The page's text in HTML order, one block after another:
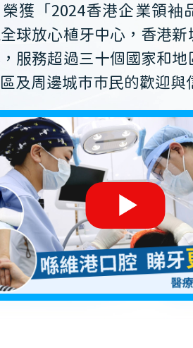
獲「2024香港企業領袖
球放心植牙中心，香港
服務超過三十個國家和
及周邊城市市民的歡迎與